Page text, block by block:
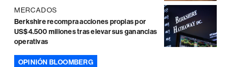
MERCADOS
Berkshire recompra acciones propias por
US$4.500 millones tras elevar sus ganancias
operativas
OPINIÓN BLOOMBERG